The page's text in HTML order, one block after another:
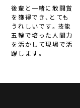
後輩と一緒に敢闘賞
を獲得でき、とても
うれしいです。技能
五輪で培った人間力
を活かして現場で活
躍します。